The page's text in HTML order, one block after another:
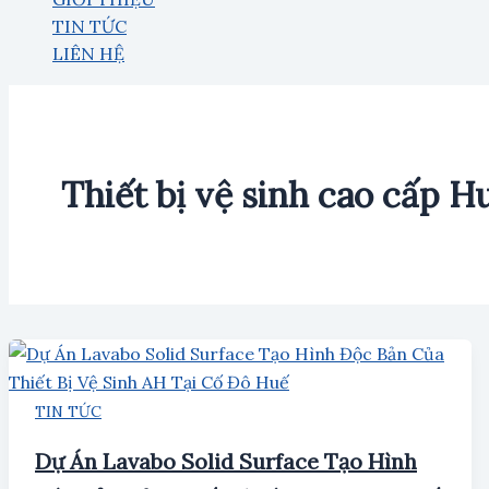
TIN TỨC
LIÊN HỆ
Thiết bị vệ sinh cao cấp
TIN TỨC
Dự Án Lavabo Solid Surface Tạo Hình